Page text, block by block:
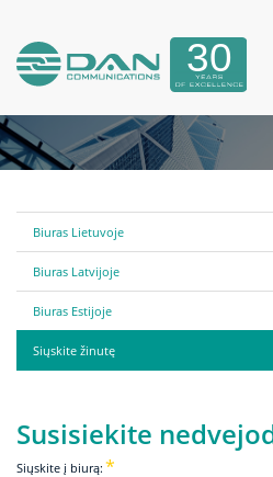
Biuras Lietuvoje
Biuras Latvijoje
Biuras Estijoje
Siųskite žinutę
Susisiekite
Siųskite į biurą: